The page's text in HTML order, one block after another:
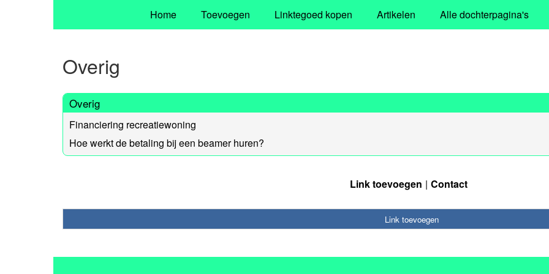
Home Toevoegen Linktegoed kopen Artikelen Alle dochterpagina's
Overig
Overig
Financiering recreatiewoning
Hoe werkt de betaling bij een beamer huren?
Link toevoegen Contact
Link toevoegen